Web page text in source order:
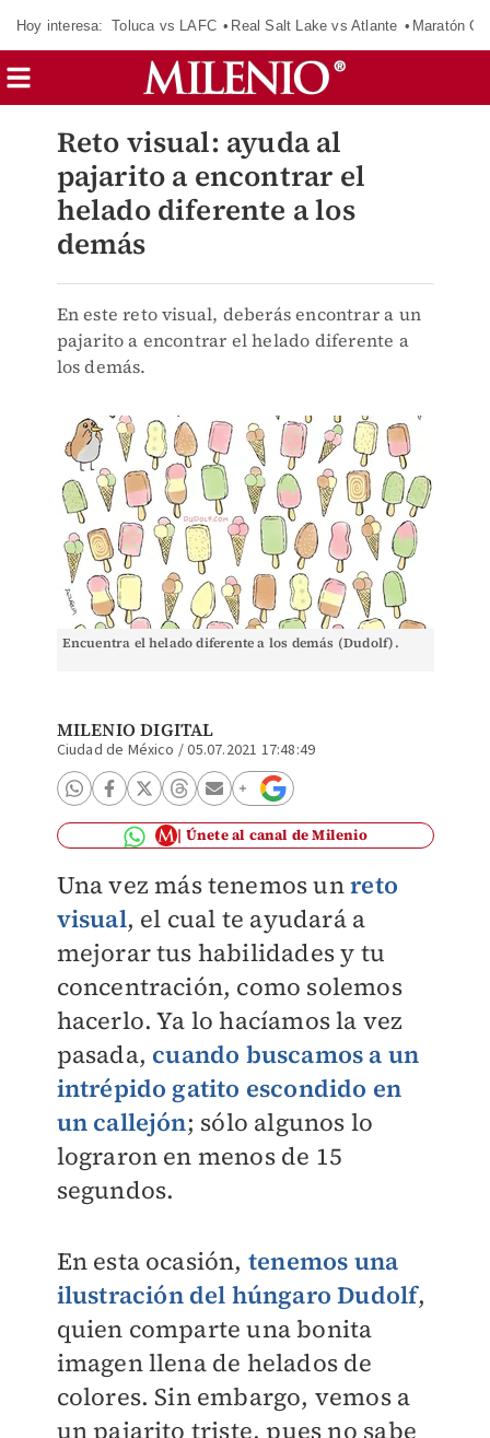
Hoy interesa: Toluca vs LAFC Real Salt Lake vs Atlante Maratón
Reto visual: ayuda al
pajarito a encontrar el
helado diferente a los
demás
En este reto visual, deberás encontrar a un
pajarito a encontrar el helado diferente a
los demás.
Encuentra el helado diferente a los demás (Dudolf).
MILENIO DIGITAL
Ciudad de México /05.07.2021 17:48:49
Únete al canal de Milenio
Una vez más tenemos unreto
visual, el cual te ayudará a
mejorar tus habilidades y tu
concentración, como solemos
hacerlo. Ya lo hacíamos la vez
pasada, cuando buscamos a un
intrépido gatito escondido en
un callejón; sólo algunos lo
lograron en menos de 15
segundos.
En esta ocasión, tenemos una
ilustración del húngaro Dudolf,
quien comparte una bonita
imagen llena de helados de
colores. Sin embargo, vemos a
un pajarito triste, pues no sabe